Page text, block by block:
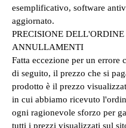
esemplificativo, software
aggiornato.
PRECISIONE DELL'ORDINE
ANNULLAMENTI
Fatta eccezione per un errore
di seguito, il prezzo che si
prodotto è il prezzo
in cui abbiamo ricevuto
ogni ragionevole sforzo per
tutti i prezzi visualizzati sul